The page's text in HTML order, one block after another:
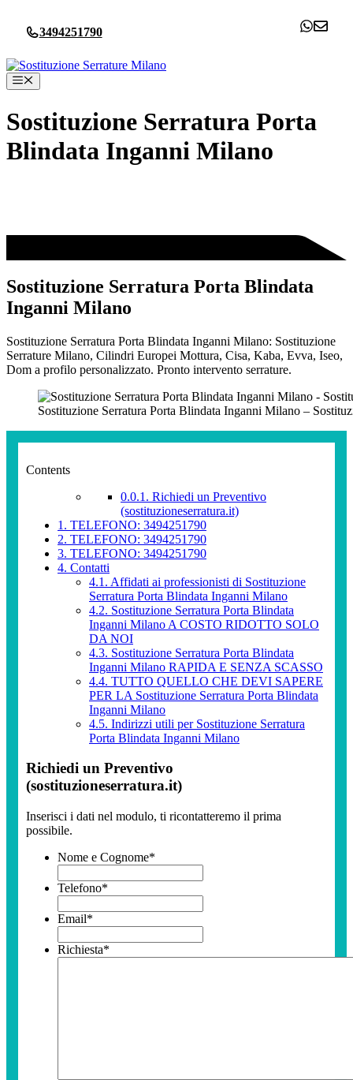
contenuto
3494251790
Menu
Sostituzione Serratura Porta
Blindata Inganni Milano
Sostituzione Serratura Porta Blindata
Inganni Milano
Sostituzione Serratura Porta Blindata Inganni Milano: Sostituzione
Serrature Milano, Cilindri Europei Mottura, Cisa, Kaba, Evva, Iseo,
Dom a profilo personalizzato. Pronto intervento serrature.
Sostituzione Serratura Porta Blindata Inganni Milano –
Contents
0.0.1. Richiedi un Preventivo
(sostituzioneserratura.it)
1. TELEFONO: 3494251790
2. TELEFONO: 3494251790
3. TELEFONO: 3494251790
4. Contatti
4.1. Affidati ai professionisti di Sostituzione
Serratura Porta Blindata Inganni Milano
4.2. Sostituzione Serratura Porta Blindata
Inganni Milano A COSTO RIDOTTO SOLO
DA NOI
4.3. Sostituzione Serratura Porta Blindata
Inganni Milano RAPIDA E SENZA SCASSO
4.4. TUTTO QUELLO CHE DEVI SAPERE
PER LA Sostituzione Serratura Porta Blindata
Inganni Milano
4.5. Indirizzi utili per Sostituzione Serratura
Porta Blindata Inganni Milano
Richiedi un Preventivo
(sostituzioneserratura.it)
Inserisci i dati nel modulo, ti ricontatteremo il prima
possibile.
Nome e Cognome*
Telefono*
Email*
Richiesta*